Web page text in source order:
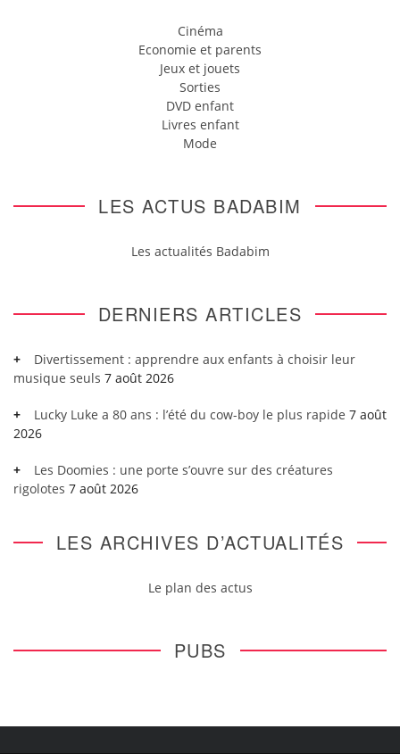
Cinéma
Economie et parents
Jeux et jouets
Sorties
DVD enfant
Livres enfant
Mode
LES ACTUS BADABIM
Les actualités Badabim
DERNIERS ARTICLES
Divertissement : apprendre aux enfants à choisir leur
musique seuls 7 août 2026
Lucky Luke a 80 ans : l’été du cow-boy le plus rapide 7 août
2026
Les Doomies : une porte s’ouvre sur des créatures
rigolotes 7 août 2026
LES ARCHIVES D’ACTUALITÉS
Le plan des actus
PUBS